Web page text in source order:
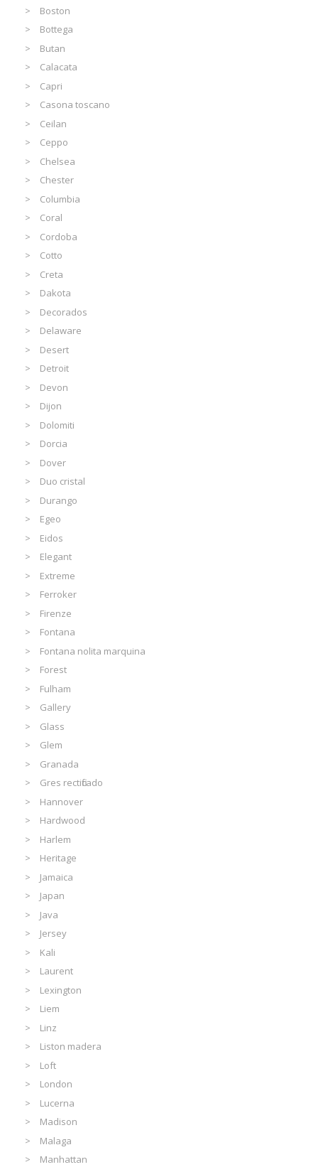
Boston
Bottega
Butan
Calacata
Capri
Casona toscano
Ceilan
Ceppo
Chelsea
Chester
Columbia
Coral
Cordoba
Cotto
Creta
Dakota
Decorados
Delaware
Desert
Detroit
Devon
Dijon
Dolomiti
Dorcia
Dover
Duo cristal
Durango
Egeo
Eidos
Elegant
Extreme
Ferroker
Firenze
Fontana
Fontana nolita marquina
Forest
Fulham
Gallery
Glass
Glem
Granada
Gres rectificado
Hannover
Hardwood
Harlem
Heritage
Jamaica
Japan
Java
Jersey
Kali
Laurent
Lexington
Liem
Linz
Liston madera
Loft
London
Lucerna
Madison
Malaga
Manhattan